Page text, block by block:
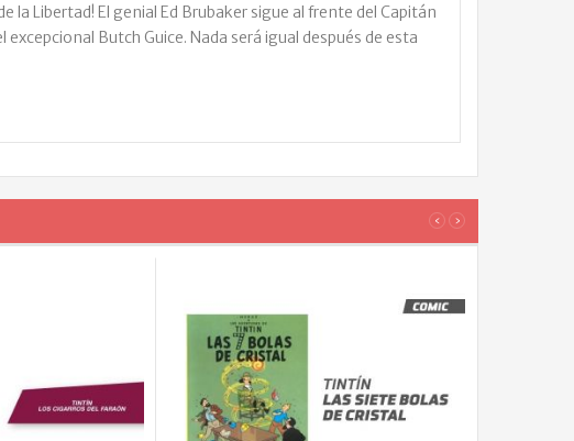
la Libertad! El genial Ed Brubaker sigue al frente del Capitán
Butch Guice. Nada será igual después de esta
‹ ›